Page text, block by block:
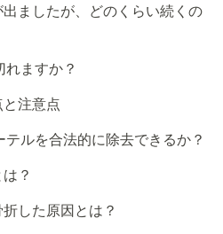
ましたが、どのくらい続くの
ますか？
注意点
ルを合法的に除去できるか？
？
した原因とは？